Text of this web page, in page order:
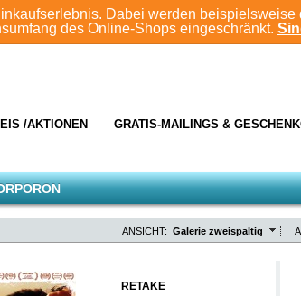
Dabei werden
des Online-Shops eingeschränkt.
/AKTIONEN GRATIS-MAILINGS &
ANSICHT: Galerie zweispaltig
RETAKE